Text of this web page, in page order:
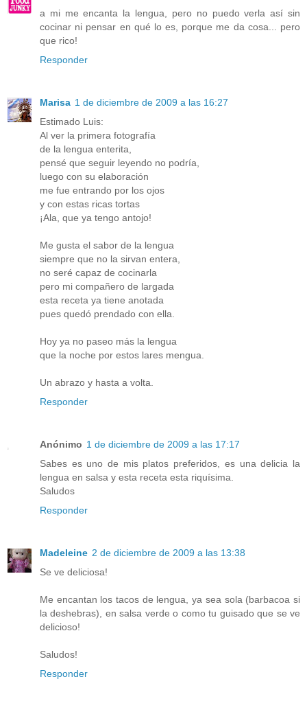
a mi me encanta la lengua, pero no puedo verla así sin
cocinar ni pensar en qué lo es, porque me da cosa... pero
que rico!
Responder
Marisa 1 de diciembre de 2009 a las 16:27
Estimado Luis:
Al ver la primera fotografía
de la lengua enterita,
pensé que seguir leyendo no podría,
luego con su elaboración
me fue entrando por los ojos
y con estas ricas tortas
¡Ala, que ya tengo antojo!
Me gusta el sabor de la lengua
siempre que no la sirvan entera,
no seré capaz de cocinarla
pero mi compañero de largada
esta receta ya tiene anotada
pues quedó prendado con ella.
Hoy ya no paseo más la lengua
que la noche por estos lares mengua.
Un abrazo y hasta a volta.
Responder
Anónimo 1 de diciembre de 2009 a las 17:17
Sabes es uno de mis platos preferidos, es una delicia la
lengua en salsa y esta receta esta riquísima.
Saludos
Responder
Madeleine 2 de diciembre de 2009 a las 13:38
Se ve deliciosa!
Me encantan los tacos de lengua, ya sea sola (barbacoa si
la deshebras), en salsa verde o como tu guisado que se ve
delicioso!
Saludos!
Responder